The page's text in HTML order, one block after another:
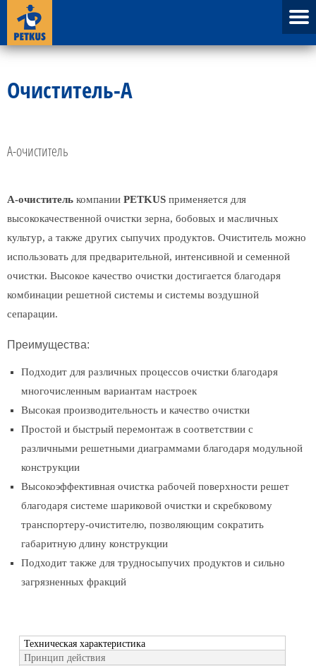
Очиститель-A
А-очиститель
А-очиститель компании PETKUS применяется для
высококачественной очистки зерна, бобовых и масличных
культур, а также других сыпучих продуктов. Очиститель можно
использовать для предварительной, интенсивной и семенной
очистки. Высокое качество очистки достигается благодаря
комбинации решетной системы и системы воздушной
сепарации.
Преимущества:
Подходит для различных процессов очистки благодаря
многочисленным вариантам настроек
Высокая производительность и качество очистки
Простой и быстрый перемонтаж в соответствии с
различными решетными диаграммами благодаря модульной
конструкции
Высокоэффективная очистка рабочей поверхности решет
благодаря системе шариковой очистки и скребковому
транспортеру-очистителю, позволяющим сократить
габаритную длину конструкции
Подходит также для трудносыпучих продуктов и сильно
загрязненных фракций
Техническая характеристика
Принцип действия